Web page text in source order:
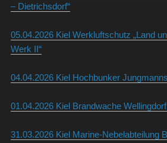
– Dietrichsdorf“
05.04.2026 Kiel Werkluftschutz „Land
Werk II“
04.04.2026 Kiel Hochbunker
01.04.2026 Kiel Brandwache
31.03.2026 Kiel Marine-Nebelabteilung